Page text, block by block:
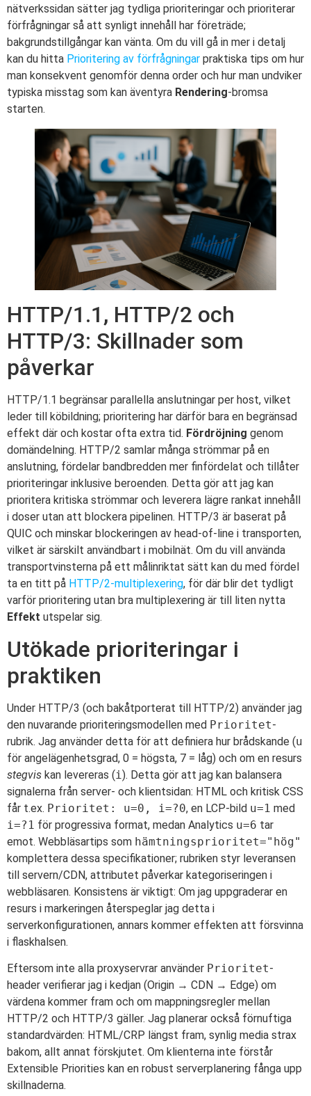
nätverkssidan sätter jag tydliga prioriteringar och prioriterar
förfrågningar så att synligt innehåll har företräde;
bakgrundstillgångar kan vänta. Om du vill gå in mer i detalj
kan du hitta Prioritering av förfrågningar praktiska tips om hur
man konsekvent genomför denna order och hur man undviker
typiska misstag som kan äventyra Rendering-bromsa
starten.
HTTP/1.1, HTTP/2 och
HTTP/3: Skillnader som
påverkar
HTTP/1.1 begränsar parallella anslutningar per host, vilket
leder till köbildning; prioritering har därför bara en begränsad
effekt där och kostar ofta extra tid. Fördröjning genom
domändelning. HTTP/2 samlar många strömmar på en
anslutning, fördelar bandbredden mer finfördelat och tillåter
prioriteringar inklusive beroenden. Detta gör att jag kan
prioritera kritiska strömmar och leverera lägre rankat innehåll
i doser utan att blockera pipelinen. HTTP/3 är baserat på
QUIC och minskar blockeringen av head-of-line i transporten,
vilket är särskilt användbart i mobilnät. Om du vill använda
transportvinsterna på ett målinriktat sätt kan du med fördel
ta en titt på HTTP/2-multiplexering, för där blir det tydligt
varför prioritering utan bra multiplexering är till liten nytta
Effekt utspelar sig.
Utökade prioriteringar i
praktiken
Under HTTP/3 (och bakåtporterat till HTTP/2) använder jag
den nuvarande prioriteringsmodellen med Prioritet-
rubrik. Jag använder detta för att definiera hur brådskande (u
för angelägenhetsgrad, 0 = högsta, 7 = låg) och om en resurs
stegvis kan levereras (i ). Detta gör att jag kan balansera
signalerna från server- och klientsidan: HTML och kritisk CSS
får t.ex. Prioritet: u=0, i=?0, en LCP-bild u=1 med
i=?1 för progressiva format, medan Analytics u=6 tar
emot. Webbläsartips som hämtningsprioritet="hög"
komplettera dessa specifikationer; rubriken styr leveransen
till servern/CDN, attributet påverkar kategoriseringen i
webbläsaren. Konsistens är viktigt: Om jag uppgraderar en
resurs i markeringen återspeglar jag detta i
serverkonfigurationen, annars kommer effekten att försvinna
i flaskhalsen.
Eftersom inte alla proxyservrar använder Prioritet-
header verifierar jag i kedjan (Origin → CDN → Edge) om
värdena kommer fram och om mappningsregler mellan
HTTP/2 och HTTP/3 gäller. Jag planerar också förnuftiga
standardvärden: HTML/CRP längst fram, synlig media strax
bakom, allt annat förskjutet. Om klienterna inte förstår
Extensible Priorities kan en robust serverplanering fånga upp
skillnaderna.